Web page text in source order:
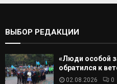
ВЫБОР РЕДАКЦИИ
«Люди особой
обратился к
02.08.2026 0